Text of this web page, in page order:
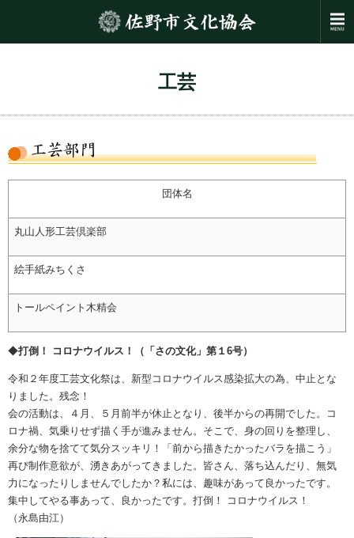
工芸
団体名
丸山人形工芸倶楽部
絵手紙みちくさ
トールペイント木精会
◆打倒！ コロナウイルス！（「さの文化」第１6号）
令和２年度工芸文化祭は、新型コロナウイルス感染拡大の為、中止とな
りました。残念！
会の活動は、４月、５月前半が休止となり、後半からの再開でした。コ
ロナ禍、気乗りせず描く手が進みません。そこで、身の回りを整理し、
余分な物を捨てて気分スッキリ！「前から描きたかったバラを描こう」
再び制作意欲が、湧きあがってきました。皆さん、落ち込んだり、無気
力になったりしませんでしたか？私には、趣味があって良かったです。
集中してやる事あって、良かったです。打倒！ コロナウイルス！
（永島由江）